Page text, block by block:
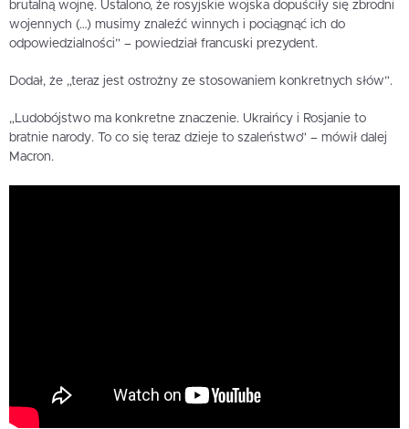
brutalną wojnę. Ustalono, że rosyjskie wojska dopuściły się zbrodni
wojennych (…) musimy znaleźć winnych i pociągnąć ich do
odpowiedzialności” – powiedział francuski prezydent.
Dodał, że „teraz jest ostrożny ze stosowaniem konkretnych słów”.
„Ludobójstwo ma konkretne znaczenie. Ukraińcy i Rosjanie to
bratnie narody. To co się teraz dzieje to szaleństwo” – mówił dalej
Macron.